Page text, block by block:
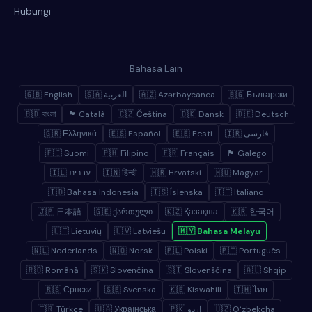
Hubungi
Bahasa Lain
🇬🇧 English 🇸🇦 العربية 🇦🇿 Azərbaycanca
🇧🇬 Български
🇧🇩 বাংলা
🏴 Català 🇨🇿 Čeština 🇩🇰 Dansk
🇩🇪 Deutsch
🇬🇷 Ελληνικά
🇪🇸 Español 🇪🇪 Eesti
🇮🇷 فارسی
🇫🇮 Suomi
🇵🇭 Filipino 🇫🇷 Français
🏴 Galego
🇮🇱 עברית
🇮🇳 हिन्दी 🇭🇷 Hrvatski
🇭🇺 Magyar
🇮🇩 Bahasa Indonesia
🇮🇸 Íslenska
🇮🇹 Italiano
🇯🇵 日本語
🇬🇪 ქართული 🇰🇿 Қазақша
🇰🇷 한국어
🇱🇹 Lietuvių
🇱🇻 Latviešu
🇲🇾 Bahasa Melayu
🇳🇱 Nederlands
🇳🇴 Norsk 🇵🇱 Polski
🇵🇹 Português
🇷🇴 Română
🇸🇰 Slovenčina 🇸🇮 Slovenščina
🇦🇱 Shqip
🇷🇸 Српски
🇸🇪 Svenska 🇰🇪 Kiswahili
🇹🇭 ไทย
🇹🇷 Türkçe
🇺🇦 Українська 🇵🇰 اردو 🇺🇿 Oʻzbekcha